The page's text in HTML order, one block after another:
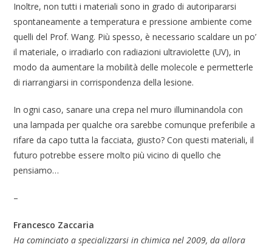
Inoltre, non tutti i materiali sono in grado di autoripararsi
spontaneamente a temperatura e pressione ambiente come
quelli del Prof. Wang. Più spesso, è necessario scaldare un po’
il materiale, o irradiarlo con radiazioni ultraviolette (UV), in
modo da aumentare la mobilità delle molecole e permetterle
di riarrangiarsi in corrispondenza della lesione.
In ogni caso, sanare una crepa nel muro illuminandola con
una lampada per qualche ora sarebbe comunque preferibile a
rifare da capo tutta la facciata, giusto? Con questi materiali, il
futuro potrebbe essere molto più vicino di quello che
pensiamo…
–
Francesco Zaccaria
Ha cominciato a specializzarsi in chimica nel 2009, da allora